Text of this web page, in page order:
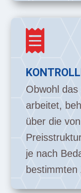

Obwohl
arbeitet,
über die
je nach
bestimmten